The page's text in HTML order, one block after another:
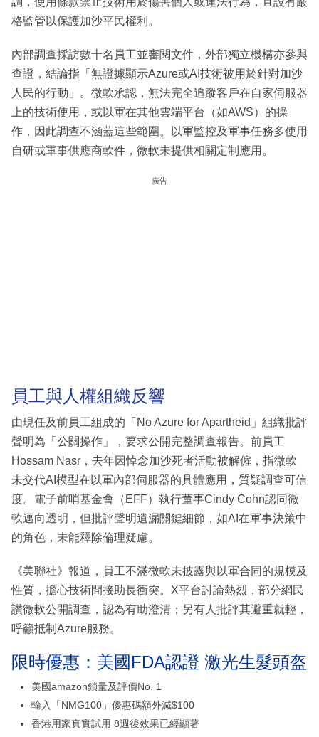
格監管以保護加沙平民權利。
內部調查採訪數十名員工並審閱文件，外部獨立機構亦參與
查證，結論指「無證據顯示Azure或AI技術被用於針對加沙
人民的行動」。微軟承認，無法完全追蹤客戶在自家伺服器
上的技術使用，或以軍在其他雲端平台（如AWS）的操
作，因此調查不涵蓋這些範圍。以軍監控及軍事任務多使用
自研或軍事供應商軟件，微軟未提供相關定制應用。
廣告
員工與人權組織反響
由現任及前員工組成的「No Azure for Apartheid」組織批評
聲明為「公關操作」，要求公開完整調查報告。前員工
Hossam Nasr，去年因悼念加沙死者活動被解僱，指微軟
未交代AI模型在以軍內部伺服器的具體應用，質疑調查可信
度。電子前哨基金會（EFF）執行董事Cindy Cohn認同微
軟邁向透明，但批評聲明遺漏關鍵細節，如AI在軍事決策中
的角色，未能釋除倫理疑慮。
《美聯社》報道，員工不滿微軟未披露與以軍合同的規模及
性質，擔心技術間接助長衝突。X平台討論熱烈，部分網民
讚微軟公開調查，認為有助澄清；另有人批評其避重就輕，
呼籲抵制Azure服務。
限時優惠：美國FDA認證 激光生髮頭盔
美國amazon鎖量及評價No. 1
輸入「NMG100」優惠碼額外減$100
香港用家真實試用 8週後效果已經顯著